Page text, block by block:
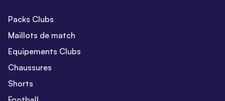
Packs Clubs
Maillots de match
Equipements Clubs
Chaussures
Shorts